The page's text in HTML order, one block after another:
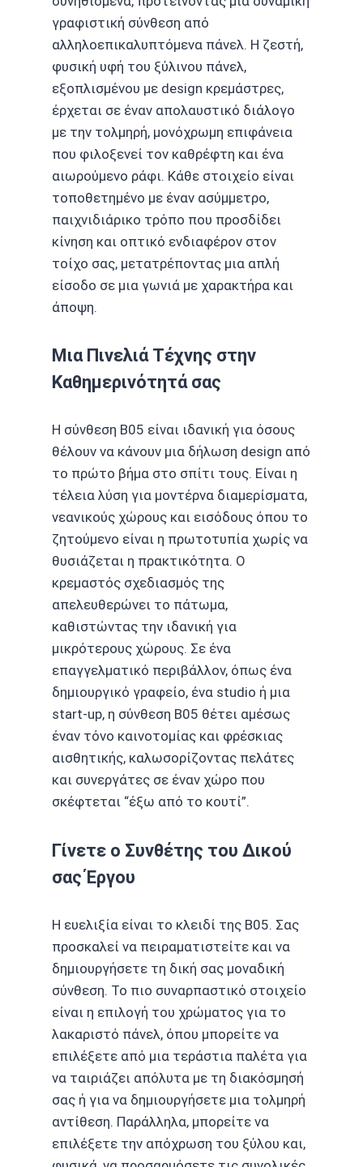
γραφιστική σύνθεση από
αλληλοεπικαλυπτόμενα πάνελ. Η ζεστή,
φυσική υφή του ξύλινου πάνελ,
εξοπλισμένου με design κρεμάστρες,
έρχεται σε έναν απολαυστικό διάλογο
με την τολμηρή, μονόχρωμη επιφάνεια
που φιλοξενεί τον καθρέφτη και ένα
αιωρούμενο ράφι. Κάθε στοιχείο είναι
τοποθετημένο με έναν ασύμμετρο,
παιχνιδιάρικο τρόπο που προσδίδει
κίνηση και οπτικό ενδιαφέρον στον
τοίχο σας, μετατρέποντας μια απλή
είσοδο σε μια γωνιά με χαρακτήρα και
άποψη.
Μια Πινελιά Τέχνης στην
Καθημερινότητά σας
Η σύνθεση B05 είναι ιδανική για όσους
θέλουν να κάνουν μια δήλωση design από
το πρώτο βήμα στο σπίτι τους. Είναι η
τέλεια λύση για μοντέρνα διαμερίσματα,
νεανικούς χώρους και εισόδους όπου το
ζητούμενο είναι η πρωτοτυπία χωρίς να
θυσιάζεται η πρακτικότητα. Ο
κρεμαστός σχεδιασμός της
απελευθερώνει το πάτωμα,
καθιστώντας την ιδανική για
μικρότερους χώρους. Σε ένα
επαγγελματικό περιβάλλον, όπως ένα
δημιουργικό γραφείο, ένα studio ή μια
start-up, η σύνθεση B05 θέτει αμέσως
έναν τόνο καινοτομίας και φρέσκιας
αισθητικής, καλωσορίζοντας πελάτες
και συνεργάτες σε έναν χώρο που
σκέφτεται “έξω από το κουτί”.
Γίνετε ο Συνθέτης του Δικού
σας Έργου
Η ευελιξία είναι το κλειδί της B05. Σας
προσκαλεί να πειραματιστείτε και να
δημιουργήσετε τη δική σας μοναδική
σύνθεση. Το πιο συναρπαστικό στοιχείο
είναι η επιλογή του χρώματος για το
λακαριστό πάνελ, όπου μπορείτε να
επιλέξετε από μια τεράστια παλέτα για
να ταιριάζει απόλυτα με τη διακόσμησή
σας ή για να δημιουργήσετε μια τολμηρή
αντίθεση. Παράλληλα, μπορείτε να
επιλέξετε την απόχρωση του ξύλου και,